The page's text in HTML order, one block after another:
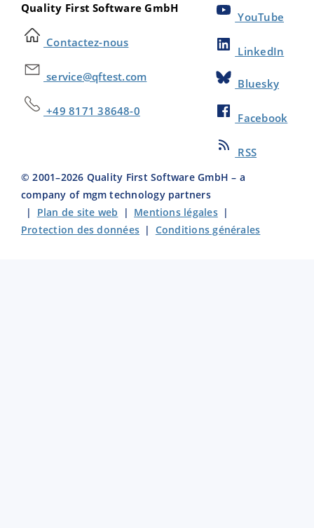
Quality First Software GmbH
Contactez-nous
service@qftest.com
+49 8171 38648-0
YouTube
LinkedIn
Bluesky
Facebook
RSS
© 2001–2026 Quality First Software GmbH – a
company of mgm technology partners
| Plan de site web | Mentions légales|
Protection des données | Conditions générales